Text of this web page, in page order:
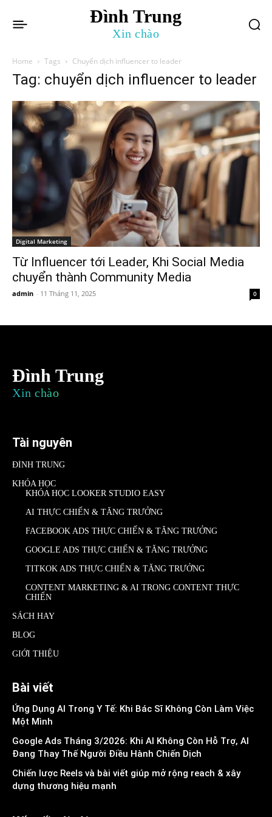
Đình Trung
Xin chào
Home Tags Chuyển dịch influencer to leader
Tag: chuyển dịch influencer to leader
Digital Marketing
Từ Influencer tới Leader, Khi Social Media
chuyển thành Community Media
admin - 11 Tháng 11, 2025 0
Đình Trung
Xin chào
Tài nguyên
ĐÌNH TRUNG
KHÓA HỌC
KHÓA HỌC LOOKER STUDIO EASY
AI THỰC CHIẾN & TĂNG TRƯỞNG
FACEBOOK ADS THỰC CHIẾN & TĂNG TRƯỞNG
GOOGLE ADS THỰC CHIẾN & TĂNG TRƯỞNG
TITKOK ADS THỰC CHIẾN & TĂNG TRƯỞNG
CONTENT MARKETING & AI TRONG CONTENT THỰC
CHIẾN
SÁCH HAY
BLOG
GIỚI THIỆU
Bài viết
Ứng Dụng AI Trong Y Tế: Khi Bác Sĩ Không Còn Làm Việc
Một Mình
Google Ads Tháng 3/2026: Khi AI Không Còn Hỗ Trợ, AI
Đang Thay Thế Người Điều Hành Chiến Dịch
Chiến lược Reels và bài viết giúp mở rộng reach & xây
dựng thương hiệu mạnh